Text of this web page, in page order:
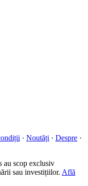
· Noutăți · Despre ·
au scop exclusiv
sau investițiilor. Află